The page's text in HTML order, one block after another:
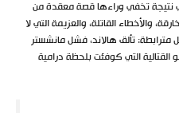
بالتعادل الإيجابي 2-2، وهي نتيجة تخفي وراءها قصة معقدة من
والأخطاء القاتلة، والعزيمة التي لا
مترابطة: تألق هالاند، فشل مانشستر
التي كوفئت بلحظة درامية